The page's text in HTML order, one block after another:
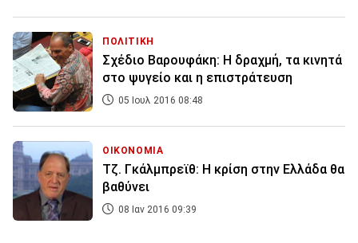
ΠΟΛΙΤΙΚΗ
Σχέδιο Βαρουφάκη: Η δραχμή, τα κινητά
στο ψυγείο και η επιστράτευση
05 Ιουλ 2016 08:48
ΟΙΚΟΝΟΜΙΑ
Τζ. Γκάλμπρεϊθ: Η κρίση στην Ελλάδα θα
βαθύνει
08 Ιαν 2016 09:39